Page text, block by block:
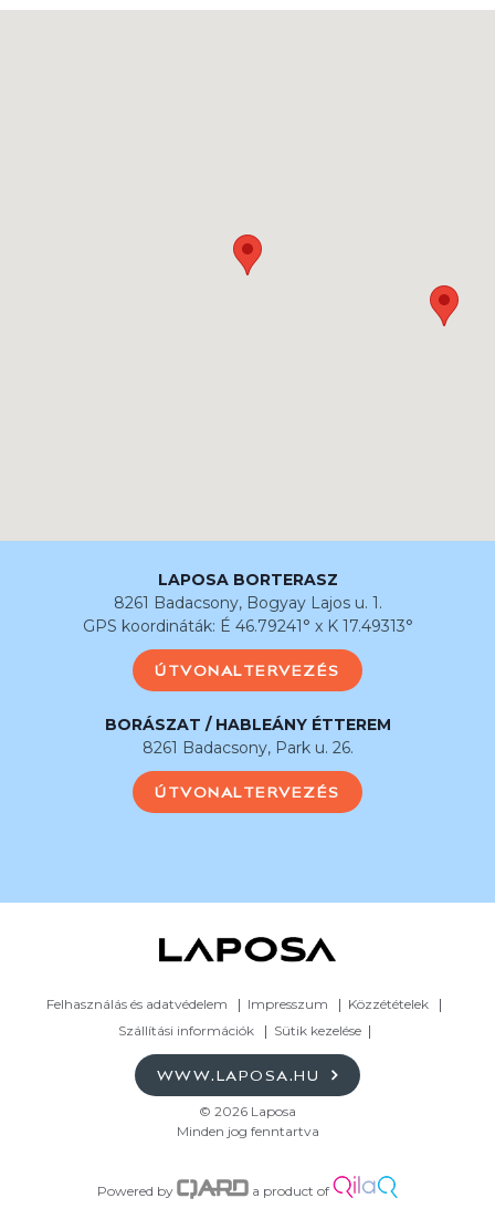
LAPOSA BORTERASZ
8261 Badacsony, Bogyay Lajos u. 1.
GPS koordináták: É 46.79241° x K 17.49313°
ÚTVONALTERVEZÉS
BORÁSZAT / HABLEÁNY ÉTTEREM
8261 Badacsony, Park u. 26.
ÚTVONALTERVEZÉS
Felhasználás és adatvédelem Impresszum
Közzétételek
Szállítási információk
Sütik kezelése
WWW.LAPOSA.HU
© 2026 Laposa
Minden jog fenntartva
Powered by a product of